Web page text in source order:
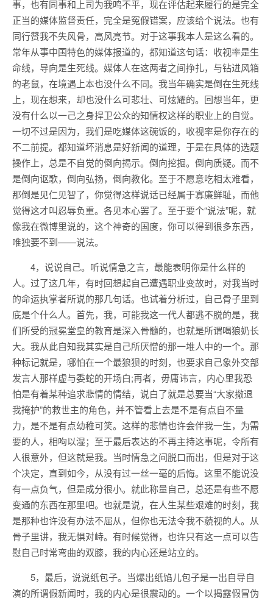
事，也有同事和上司为我鸣不平，现在评估起来履行的是完全
正当的媒体监督责任，完全是冤假错案，应该给个说法。也有
同行赞我不失风骨，高风亮节。对于这事我本人是这么看的。
常年从事中国特色的媒体报道的，都知道这句话：收视率是生
命线，导向是生死线。媒体人在这两者之间挣扎，与钻进风箱
的老鼠，在境遇上本也没什么不同。我当年确实是倒在生死线
上，现在想来，却也没什么可悲壮、可炫耀的。回想当年，更
没有什么以一己之身捍卫公众的知情权这样的职业上的自觉。
一切不过是因为，我们是吃媒体这碗饭的，收视率是你存在的
不二前提。都知道坏消息是好新闻的道理，于是在具体的选题
操作上，总是不自觉的倒向揭示。倒向挖掘。倒向质疑。而不
是倒向讴歌，倒向弘扬，倒向教化。至于不愿意吃相太难看，
那倒是见仁见智了，你觉得这样说话已经属于寡廉鲜耻，而他
觉得这才叫忍辱负重。各见本心罢了。至于要个“说法”呢，就
像我在微博里说的，这个神奇的国度，你可以得到很多东西，
唯独要不到——说法。
4，说说自己。听说情急之言，最能表明你是什么样的
人。过了这几年，有时回想起自己遭遇职业变故时，对我当时
的命运执掌者所说的那几句话。也试着分析过，自己骨子里到
底是个什么人。首先，我，可能我这一代人都逃不脱的是，我
们所受的冠冕堂皇的教育是深入骨髓的，也就是所谓喝狼奶长
大。我从此自知我其实是自己所厌憎的那一堆人中的一个。那
种标记就是，哪怕在一个最狼狈的时刻，也要求自己象外交部
发言人那样虚与委蛇的开场白;再者，毋庸讳言，内心里我恐
怕是有着某种追求悲情的情结，说白了就是总要当“大家撤退
我掩护”的救世主的角色，并不管看上去是不是有点自不量
力，是不是有点幼稚可笑。这样的悲情也许会伴我一生，为需
要的人，相呴以湿；至于最后表达的不再主持这事呢，令所有
人很意外，但这就是我。当时情急之间脱口而出，但是对于这
个决定，直到如今，从没有过一丝一毫的后悔。这里不能说没
有一点负气，但是成分很小。就此称量自己，总还是有些不愿
变通的东西在那里吧。也就是说，在人生某些艰难的时刻，我
是那种也许没有办法不屈从，但你也无法令我不藐视的人。从
骨子里讲，我无惧对峙。有时候觉得，也许只有这一点可以告
慰自己时常弯曲的双膝，我的内心还是站立的。
5，最后，说说纸包子。当爆出纸馅儿包子是一出自导自
演的所谓假新闻时，我的内心是很震动的。一个以揭露假冒伪